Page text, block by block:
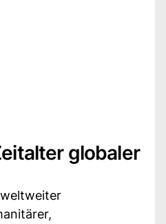
globaler